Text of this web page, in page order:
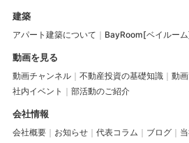
建築
アパート建築について BayRoom[ベイルー
動画を見る
動画チャンネル 不動産投資の基礎知識
動
社内イベント
部活動のご紹介
会社情報
会社概要 お知らせ 代表コラム ブログ